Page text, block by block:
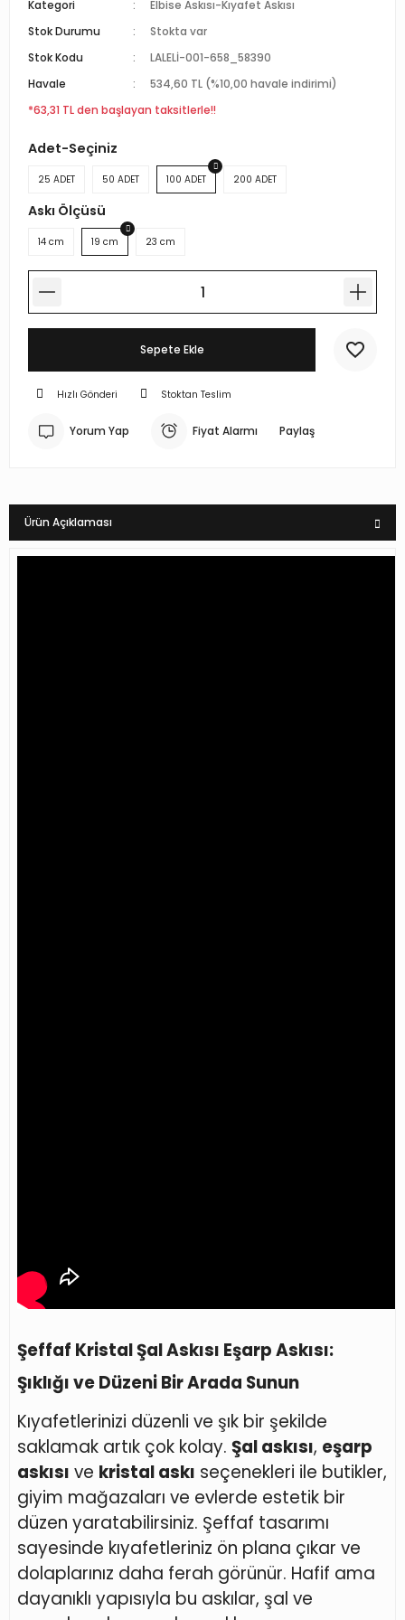
Prova Mankeni
Terzi Mankenleri
terzi mankeni
mankeni
Göbeği
mankeni
Mankenleri
mankeni
Tel Kancalar
Fotoğraf Çekim Mankenleri
Döner Platform
Kategori
Elbise Askısı-Kıyafet Askısı
Stok Durumu
Stokta var
Stok Kodu
LALELİ-001-658_58390
Havale
534,60 TL (%10,00 havale indirimi)
*63,31 TL den başlayan taksitlerle!!
Adet-Seçiniz
25 ADET 50 ADET 100 ADET 200 ADET
Askı Ölçüsü
14 cm 19 cm 23 cm
Sepete Ekle
Hızlı Gönderi Stoktan Teslim
Yorum Yap Fiyat Alarmı Paylaş
Ürün Açıklaması
Şeffaf Kristal Şal Askısı Eşarp Askısı:
Şıklığı ve Düzeni Bir Arada Sunun
Kıyafetlerinizi düzenli ve şık bir şekilde
saklamak artık çok kolay. Şal askısı, eşarp
askısı ve kristal askı seçenekleri ile butikler,
giyim mağazaları ve evlerde estetik bir
düzen yaratabilirsiniz. Şeffaf tasarımı
sayesinde kıyafetleriniz ön plana çıkar ve
dolaplarınız daha ferah görünür. Hafif ama
dayanıklı yapısıyla bu askılar, şal ve